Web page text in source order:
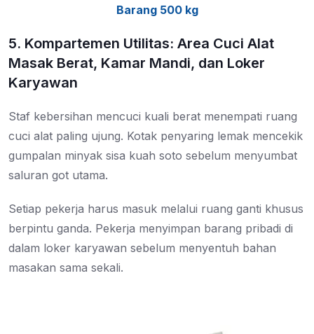
Barang 500 kg
5. Kompartemen Utilitas: Area Cuci Alat
Masak Berat, Kamar Mandi, dan Loker
Karyawan
Staf kebersihan mencuci kuali berat menempati ruang
cuci alat paling ujung. Kotak penyaring lemak mencekik
gumpalan minyak sisa kuah soto sebelum menyumbat
saluran got utama.
Setiap pekerja harus masuk melalui ruang ganti khusus
berpintu ganda. Pekerja menyimpan barang pribadi di
dalam loker karyawan sebelum menyentuh bahan
masakan sama sekali.